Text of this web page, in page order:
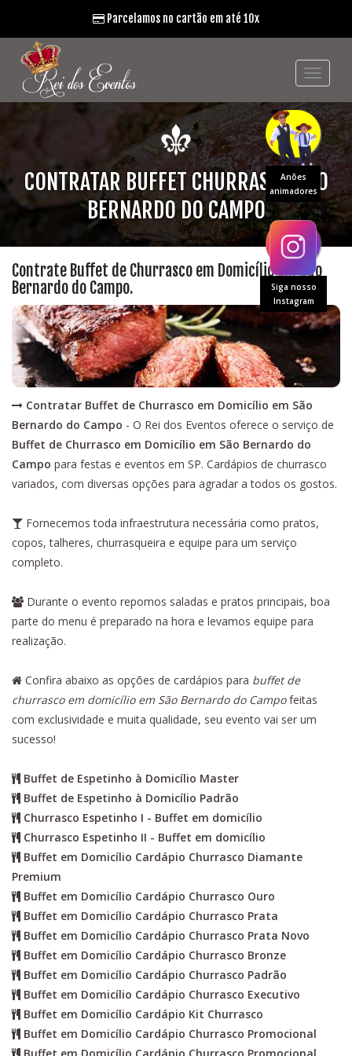
Anões
animadores
Siga nosso
Instagram
Parcelamos no cartão em até 10x
CONTRATAR BUFFET CHURRASCO SÃO
BERNARDO DO CAMPO
Contrate Buffet de Churrasco em Domicílio em São
Bernardo do Campo.
Contratar Buffet de Churrasco em Domicílio em São
Bernardo do Campo - O Rei dos Eventos oferece o serviço de
Buffet de Churrasco em Domicílio em São Bernardo do
Campo para festas e eventos em SP. Cardápios de churrasco
variados, com diversas opções para agradar a todos os gostos.
Fornecemos toda infraestrutura necessária como pratos,
copos, talheres, churrasqueira e equipe para um serviço
completo.
Durante o evento repomos saladas e pratos principais, boa
parte do menu é preparado na hora e levamos equipe para
realização.
Confira abaixo as opções de cardápios para buffet de
churrasco em domicílio em São Bernardo do Campofeitas
com exclusividade e muita qualidade, seu evento vai ser um
sucesso!
Buffet de Espetinho à Domicílio Master
Buffet de Espetinho à Domicílio Padrão
Churrasco Espetinho I - Buffet em domicílio
Churrasco Espetinho II - Buffet em domicílio
Buffet em Domicílio Cardápio Churrasco Diamante
Premium
Buffet em Domicílio Cardápio Churrasco Ouro
Buffet em Domicílio Cardápio Churrasco Prata
Buffet em Domicílio Cardápio Churrasco Prata Novo
Buffet em Domicílio Cardápio Churrasco Bronze
Buffet em Domicílio Cardápio Churrasco Padrão
Buffet em Domicílio Cardápio Churrasco Executivo
Buffet em Domicílio Cardápio Kit Churrasco
Buffet em Domicílio Cardápio Churrasco Promocional